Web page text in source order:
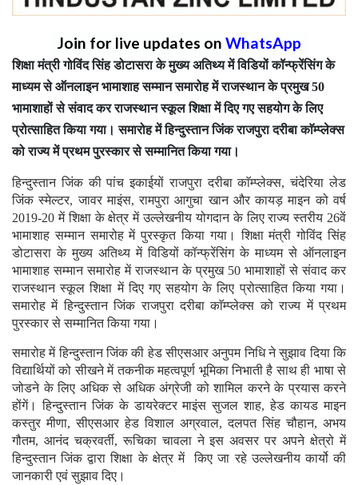
Join for live updates on WhatsApp
शिक्षा मंत्री गोविंद सिंह डोटासरा के मुख्य अतिथ्य में विडियों कॉन्फ्रेंसिंग के
माध्यम से ऑनलाइन भामाशाह सम्मान समारोह में राजस्थान के प्रमुख 50
भामाशाहों से संवाद कर राजस्थान स्कूल शिक्षा में दिए गए सहयोग के लिए
प्रोत्साहित किया गया। समारोह में हिन्दुस्तान जिंक राजपुरा दरीबा काॅम्प्लेक्स
को राज्य में प्रथम पुरस्कार से सम्मानित किया गया।
हिन्दुस्तान जिंक की पांच इकाईयों राजपुरा दरीबा काॅम्प्लेक्स, चंदेरिया लेड
जिंक स्मेल्टर, जावर माइंस, रामपुरा आगुचा खान और कायड़ माइन को वर्ष
2019-20 में शिक्षा के क्षेत्र में उल्लेखनीय योगदान के लिए राज्य स्तरीय 26वें
भामाशाह सम्मान समारोह में पुरस्कृत किया गया। शिक्षा मंत्री गोविंद सिंह
डोटासरा के मुख्य अतिथ्य में विडियों कॉन्फ्रेंसिंग के माध्यम से ऑनलाइन
भामाशाह सम्मान समारोह में राजस्थान के प्रमुख 50 भामाशाहों से संवाद कर
राजस्थान स्कूल शिक्षा में दिए गए सहयोग के लिए प्रोत्साहित किया गया।
समारोह में हिन्दुस्तान जिंक राजपुरा दरीबा काॅम्प्लेक्स को राज्य में प्रथम
पुरस्कार से सम्मानित किया गया।
समारोह में हिन्दुस्तान जिंक की हेड सीएसआर अनुपम निधि ने सुझाव दिया कि
विद्यार्थियों को सीखने में तकनीक महत्वपूर्ण भूमिका निभाती है साथ ही भाषा से
जोडने के लिए अधिक से अधिक अंग्रेजी को शामिल करने के प्रयास करने
होंगें। हिन्दुस्तान जिंक के डायरेक्टर माइंस सुजल शाह, हेड कायड माइन
कस्तुर मीणा, सीएसआर हेड विशाल अग्रवाल, दलपत सिंह चौहान, अभय
गौतम, आनंद चक्रवर्ती, रूचिका चावला ने इस अवसर पर अपने क्षेत्रो में
हिन्दुस्तान जिंक द्वारा शिक्षा के क्षेत्र में किए जा रहे उल्लेखनीय कार्यो की
जानकारी एवं सुझाव दिए।